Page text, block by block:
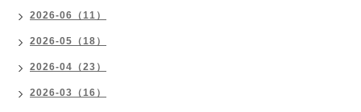
2026-06（11）
2026-05（18）
2026-04（23）
2026-03（16）